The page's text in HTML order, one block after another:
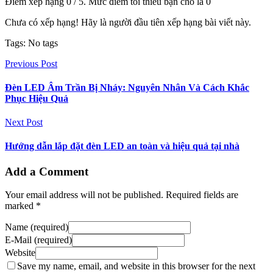
Chưa có xếp hạng! Hãy là người đầu tiên xếp hạng bài viết này.
Tags: No tags
Previous Post
Đèn LED Âm Trần Bị Nháy: Nguyên Nhân Và Cách Khắc
Phục Hiệu Quả
Next Post
Hướng dẫn lắp đặt đèn LED an toàn và hiệu quả tại nhà
Add a Comment
Your email address will not be published. Required fields are
marked *
Name (required)
E-Mail (required)
Website
Save my name, email, and website in this browser for the next